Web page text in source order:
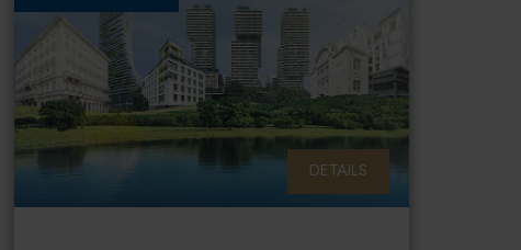
DETAILS